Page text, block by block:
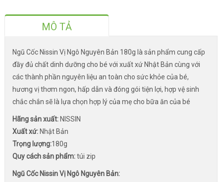
MÔ TẢ
Ngũ Cốc Nissin Vị Ngô Nguyên Bản 180g là sản phẩm cung cấp
đầy đủ chất dinh dưỡng cho bé với xuất xứ Nhật Bản cùng với
các thành phần nguyên liệu an toàn cho sức khỏe của bé,
hương vị thơm ngon, hấp dẫn và đóng gói tiện lợi, hợp vệ sinh
chắc chắn sẽ là lựa chọn hợp lý của mẹ cho bữa ăn của bé
Hãng sản xuất:NISSIN
Xuất xứ:Nhật Bản
Trọng lượng:180g
Quy cách sản phẩm:túi zip
Ngũ Cốc Nissin Vị Ngô Nguyên Bản: